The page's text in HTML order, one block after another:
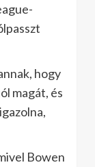
hogy
magát, és
Bowen